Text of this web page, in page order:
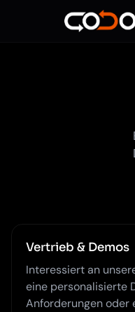
Vertrieb & Demos
Interessiert an
eine personalisierte
Anforderungen oder